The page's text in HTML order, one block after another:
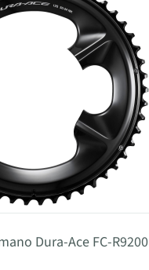
Dura-Ace FC-R9200